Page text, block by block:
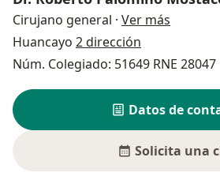
Cirujano general · Ver más
Huancayo 2 dirección
Núm. Colegiado: 51649 RNE 28047
Datos de
Solicita una